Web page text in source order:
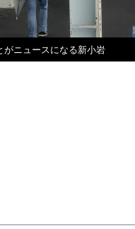
がニュースになる新小岩